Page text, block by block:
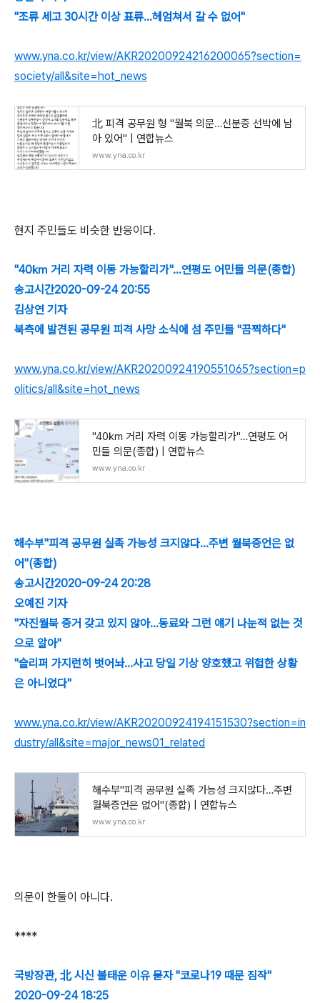
"조류 세고 30시간 이상 표류…헤엄쳐서 갈 수 없어"
www.yna.co.kr/view/AKR20200924216200065?section=
society/all&site=hot_news
北 피격 공무원 형 "월북 의문…신분증 선박에 남
아 있어" | 연합뉴스
www.yna.co.kr
현지 주민들도 비슷한 반응이다.
"40㎞ 거리 자력 이동 가능할리가"…연평도 어민들 의문(종합)
송고시간2020-09-24 20:55
김상연 기자
북측에 발견된 공무원 피격 사망 소식에 섬 주민들 "끔찍하다"
www.yna.co.kr/view/AKR20200924190551065?section=p
olitics/all&site=hot_news
"40㎞ 거리 자력 이동 가능할리가"…연평도 어
민들 의문(종합) | 연합뉴스
www.yna.co.kr
해수부"피격 공무원 실족 가능성 크지않다…주변 월북증언은 없
어"(종합)
송고시간2020-09-24 20:28
오예진 기자
"자진월북 증거 갖고 있지 않아…동료와 그런 얘기 나눈적 없는 것
으로 알아"
"슬리퍼 가지런히 벗어놔…사고 당일 기상 양호했고 위험한 상황
은 아니었다"
www.yna.co.kr/view/AKR20200924194151530?section=in
dustry/all&site=major_news01_related
해수부"피격 공무원 실족 가능성 크지않다…주변
월북증언은 없어"(종합) | 연합뉴스
www.yna.co.kr
의문이 한둘이 아니다.
****
국방장관, 北 시신 불태운 이유 묻자 "코로나19 때문 짐작"
2020-09-24 18:25